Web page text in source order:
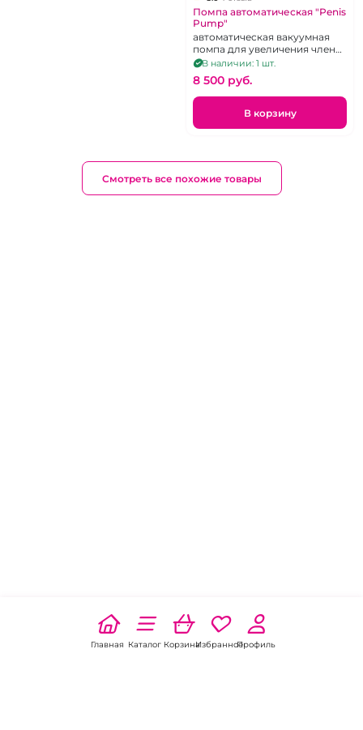
Помпа автоматическая "Penis
Pump"
автоматическая вакуумная
помпа для увеличения члена
перезаряжаемая
В наличии: 1 шт.
8 500 pуб.
В корзину
Смотреть все похожие товары
Главная Каталог КорзинаИзбранноеПрофиль